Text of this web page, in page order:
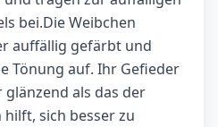
bei.Die Weibchen
auffällig gefärbt und
Tönung auf. Ihr Gefieder
als das der
sich besser zu